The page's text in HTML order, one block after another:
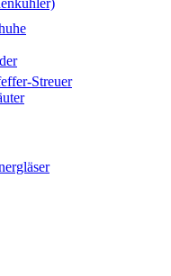
Streuer